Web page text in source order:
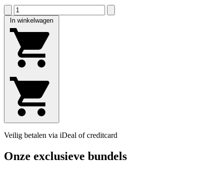
In winkelwagen
Veilig betalen via iDeal of creditcard
Onze exclusieve bundels